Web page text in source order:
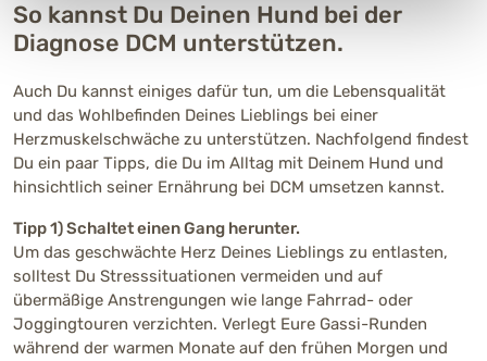
So kannst Du Deinen Hund bei der
Diagnose DCM unterstützen.
Auch Du kannst einiges dafür tun, um die Lebensqualität
und das Wohlbefinden Deines Lieblings bei einer
Herzmuskelschwäche zu unterstützen. Nachfolgend findest
Du ein paar Tipps, die Du im Alltag mit Deinem Hund und
hinsichtlich seiner Ernährung bei DCM umsetzen kannst.
Tipp 1) Schaltet einen Gang herunter.
Um das geschwächte Herz Deines Lieblings zu entlasten,
solltest Du Stresssituationen vermeiden und auf
übermäßige Anstrengungen wie lange Fahrrad- oder
Joggingtouren verzichten. Verlegt Eure Gassi-Runden
während der warmen Monate auf den frühen Morgen und